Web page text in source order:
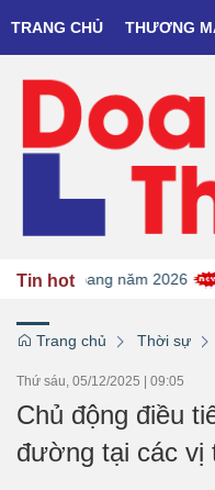
TRANG CHỦ THƯƠNG
Tin hot
lịch Kbang năm 2026
Trang chủ Thời sự
Thứ sáu, 05/12/2025 09:05
Chủ động điều
đường tại các vị